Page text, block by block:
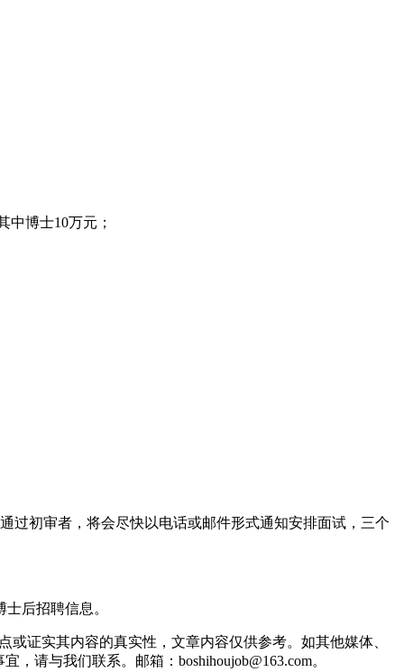
博士10万元；
过初审者，将会尽快以电话或邮件形式通知安排面试，三个
后招聘信息。
证实其内容的真实性，文章内容仅供参考。如其他媒体、
请与我们联系。邮箱：boshihoujob@163.com。